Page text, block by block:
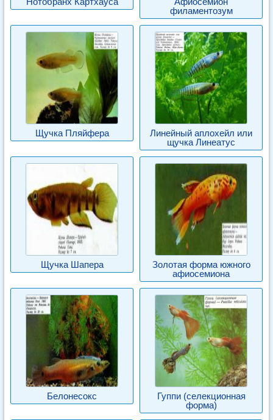
филаментозум
Щучка Пляйфера
Линейный аплохейл или
щучка Линеатус
Щучка Шапера
Золотая форма южного
афиосемиона
Белонесокс
Гуппи (селекционная
форма)